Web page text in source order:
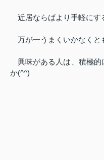
近居ならばより手軽にす
万が一うまくいかなくと
興味がある人は、積極的
か(^^)